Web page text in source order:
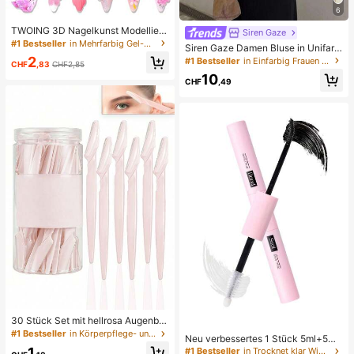
TWOING 3D Nagelkunst Modellierg
el - Form- & Modelliergel für DIY Na
geldesigns, perfekt zum Malen, 3D
Dekorationen & Halloween Nagelk
urgel Nagelverlängerung, nicht kleb
rige Hände und Mehrzwecknägel,
#1 Bestseller in Mehrfarbig Gel-Nagellack
CHF2 ,83 CHF2,85
30 Stück Set mit hellrosa Augenbra
uen-Rasierern & Rasierern, Augenb
rauen-Trimmer, Peeling- & Pflegew
#1 Bestseller in Körperpflege- und Hygieneartikel Haarschneider
6
Siren Gaze
Siren Gaze Damen Bluse in Unifarb
e mit tiefem V-Ausschnitt, plissiert, l
ässig, vielseitig, für den täglichen G
ebrauch
#1 Bestseller in Einfarbig Frauen Blusen
CHF10,49
Neu verbessertes 1 Stück 5ml+5ml
Wimpernkleber, wasserfester doppe
#1 Bestseller
in Trocknet klar Wimpernkleber